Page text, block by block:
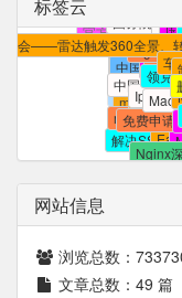
标签云
安装
修改
修改
小
Nginx
解决SSH
navicat
找回
macstroke
Dnsmasq
官方下载安装的
免费申
IDEA
开源项
JetBrains
下载
中国法定
中国法定
法定节
节假
国务院办
机会——雷达触发360全景、
领领
领克
伴听
多
Nginx
网站信息
浏览总数：
文章总数： 49 篇